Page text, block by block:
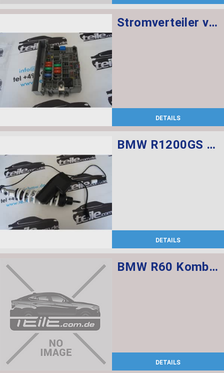
Stromverteiler vorne
DETAILS
BMW R1200GS Federbein vorn ESA
DETAILS
BMW R60 Kombischalter links L=520
DETAILS